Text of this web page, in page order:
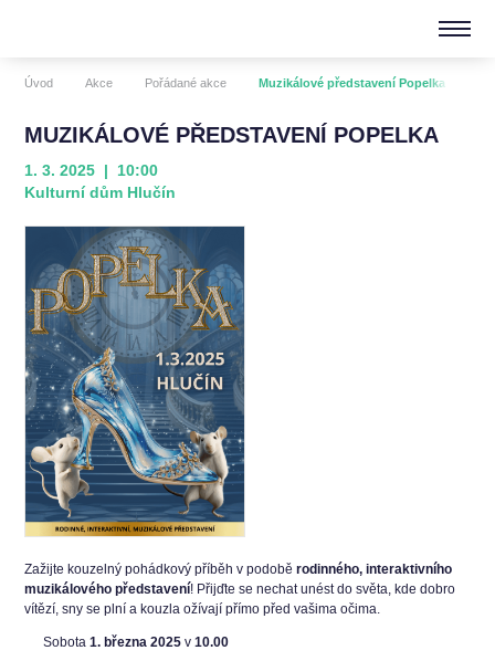
Úvod Akce Pořádané akce Muzikálové představení Popelka
MUZIKÁLOVÉ PŘEDSTAVENÍ POPELKA
1. 3. 2025 | 10:00
Kulturní dům Hlučín
Zažijte kouzelný pohádkový příběh v podoběrodinného, interaktivního
muzikálového představení! Přijďte se nechat unést do světa, kde dobro
vítězí, sny se plní a kouzla ožívají přímo před vašima očima.
Sobota1. března 2025v 10.00